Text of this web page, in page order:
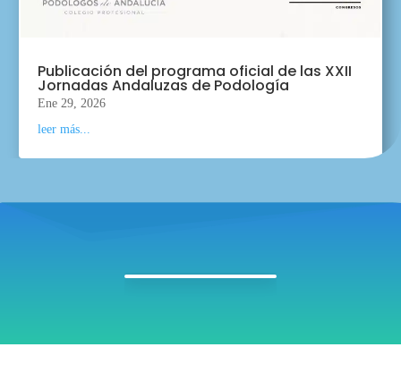
Publicación del programa oficial de las XXII
Jornadas Andaluzas de Podología
Ene 29, 2026
leer más...